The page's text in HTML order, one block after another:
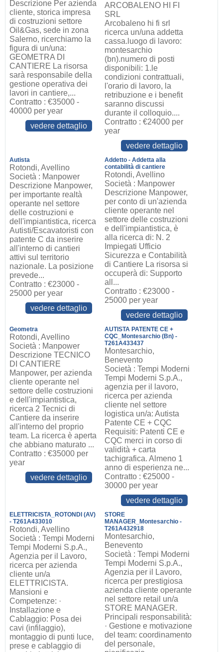
Descrizione Per azienda
cliente, storica impresa
di costruzioni settore
Oil&Gas, sede in zona
Salerno, ricerchiamo la
figura di un/una:
GEOMETRA DI
CANTIERE La risorsa
sarà responsabile della
gestione operativa dei
lavori in cantiere,...
Contratto : €35000 -
40000 per year
vedere dettaglio
ARCOBALENO HI FI
SRL
Arcobaleno hi fi srl
ricerca un/una addetta
cassa.luogo di lavoro:
montesarchio
(bn).numero di posti
disponibili: 1.le
condizioni contrattuali,
l'orario di lavoro, la
retribuzione e i benefit
saranno discussi
durante il colloquio....
Contratto : €24000 per
year
vedere dettaglio
Autista
Rotondi, Avellino
Società : Manpower
Descrizione Manpower,
per importante realtà
operante nel settore
delle costruzioni e
dell'impiantistica, ricerca
Autisti/Escavatoristi con
patente C da inserire
all'interno di cantieri
attivi sul territorio
nazionale. La posizione
prevede...
Contratto : €23000 -
25000 per year
vedere dettaglio
Addetto - Addetta alla
contabilità di cantiere
Rotondi, Avellino
Società : Manpower
Descrizione Manpower,
per conto di un'azienda
cliente operante nel
settore delle costruzioni
e dell'impiantistica, è
alla ricerca di: N. 2
Impiegati Ufficio
Sicurezza e Contabilità
di Cantiere La risorsa si
occuperà di: Supporto
all...
Contratto : €23000 -
25000 per year
vedere dettaglio
Geometra
Rotondi, Avellino
Società : Manpower
Descrizione TECNICO
DI CANTIERE
Manpower, per azienda
cliente operante nel
settore delle costruzioni
e dell'impiantistica,
ricerca 2 Tecnici di
Cantiere da inserire
all'interno del proprio
team. La ricerca è aperta
che abbiano maturato ...
Contratto : €35000 per
year
vedere dettaglio
AUTISTA PATENTE CE +
CQC_Montesarchio (Bn) -
T261A433437
Montesarchio,
Benevento
Società : Tempi Moderni
Tempi Moderni S.p.A.,
agenzia per il lavoro,
ricerca per azienda
cliente nel settore
logistica un/a: Autista
Patente CE + CQC
Requisiti: Patenti CE e
CQC merci in corso di
validità + carta
tachigrafica. Almeno 1
anno di esperienza ne...
Contratto : €25000 -
30000 per year
vedere dettaglio
ELETTRICISTA_ROTONDI (AV)
- T261A433010
Rotondi, Avellino
Società : Tempi Moderni
Tempi Moderni S.p.A.,
Agenzia per il Lavoro,
ricerca per azienda
cliente un/a
ELETTRICISTA.
Mansioni e
Competenze: ·
Installazione e
Cablaggio: Posa dei
cavi (infilaggio),
montaggio di punti luce,
prese e cablaggio di
STORE
MANAGER_Montesarchio -
T261A432918
Montesarchio,
Benevento
Società : Tempi Moderni
Tempi Moderni S.p.A.,
Agenzia per il Lavoro,
ricerca per prestigiosa
azienda cliente operante
nel settore retail un/a
STORE MANAGER.
Principali responsabilità:
· Gestione e motivazione
del team: coordinamento
del personale,